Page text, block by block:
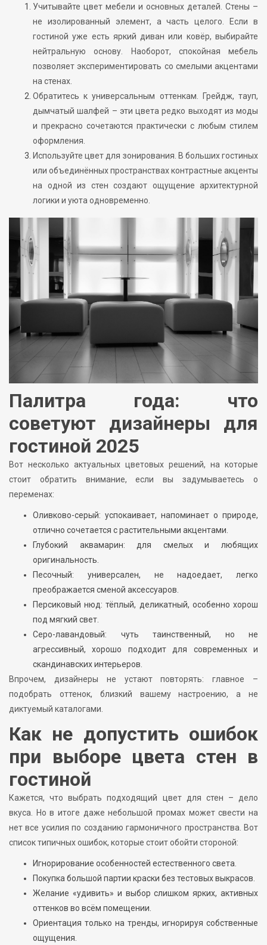
Учитывайте цвет мебели и основных деталей. Стены –
не изолированный элемент, а часть целого. Если в
гостиной уже есть яркий диван или ковёр, выбирайте
нейтральную основу. Наоборот, спокойная мебель
позволяет экспериментировать со смелыми акцентами
на стенах.
Обратитесь к универсальным оттенкам. Грейдж, тауп,
дымчатый шалфей – эти цвета редко выходят из моды
и прекрасно сочетаются практически с любым стилем
оформления.
Используйте цвет для зонирования. В больших гостиных
или объединённых пространствах контрастные акценты
на одной из стен создают ощущение архитектурной
логики и уюта одновременно.
Палитра года: что
советуют дизайнеры для
гостиной 2025
Вот несколько актуальных цветовых решений, на которые
стоит обратить внимание, если вы задумываетесь о
переменах:
Оливково-серый: успокаивает, напоминает о природе,
отлично сочетается с растительными акцентами.
Глубокий аквамарин: для смелых и любящих
оригинальность.
Песочный: универсален, не надоедает, легко
преображается сменой аксессуаров.
Персиковый нюд: тёплый, деликатный, особенно хорош
под мягкий свет.
Серо-лавандовый: чуть таинственный, но не
агрессивный, хорошо подходит для современных и
скандинавских интерьеров.
Впрочем, дизайнеры не устают повторять: главное –
подобрать оттенок, близкий вашему настроению, а не
диктуемый каталогами.
Как не допустить ошибок
при выборе цвета стен в
гостиной
Кажется, что выбрать подходящий цвет для стен – дело
вкуса. Но в итоге даже небольшой промах может свести на
нет все усилия по созданию гармоничного пространства. Вот
список типичных ошибок, которые стоит обойти стороной:
Игнорирование особенностей естественного света.
Покупка большой партии краски без тестовых выкрасов.
Желание «удивить» и выбор слишком ярких, активных
оттенков во всём помещении.
Ориентация только на тренды, игнорируя собственные
ощущения.